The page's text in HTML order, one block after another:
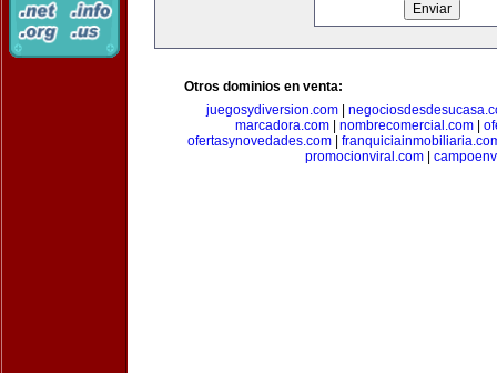
Otros dominios en venta:
juegosydiversion.com
marcadora.com| nombrecomercial.com|
ofertasynovedades.com|
promocionviral.com|